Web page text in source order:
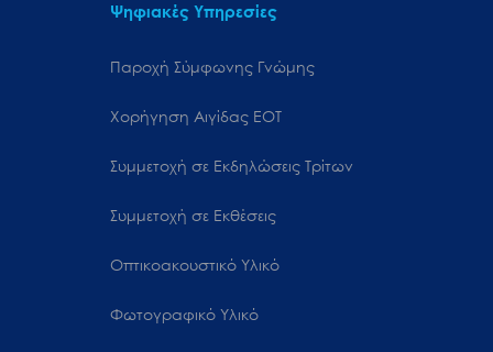
Ψηφιακές Υπηρεσίες
Παροχή Σύμφωνης Γνώμης
Χορήγηση Αιγίδας ΕΟΤ
Συμμετοχή σε Εκδηλώσεις Τρίτων
Συμμετοχή σε Εκθέσεις
Οπτικοακουστικό Υλικό
Φωτογραφικό Υλικό